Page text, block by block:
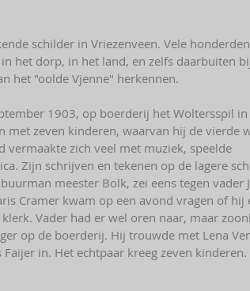
schilder in Vriezenveen. Vele
het dorp, in het land, en zelfs daarbuiten
het "oolde Vjenne" herkennen.
1903, op boerderij het Woltersspil
met zeven kinderen, waarvan hij de vierde
vermaakte zich veel met muziek, speelde
Zijn schrijven en tekenen op de lagere
meester Bolk, zei eens tegen vader
Cramer kwam op een avond vragen of hij
Vader had er wel oren naar, maar
op de boerderij. Hij trouwde met Lena
in. Het echtpaar kreeg zeven kinderen.